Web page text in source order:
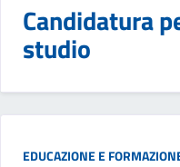
Candidatura
studio
EDUCAZIONE E